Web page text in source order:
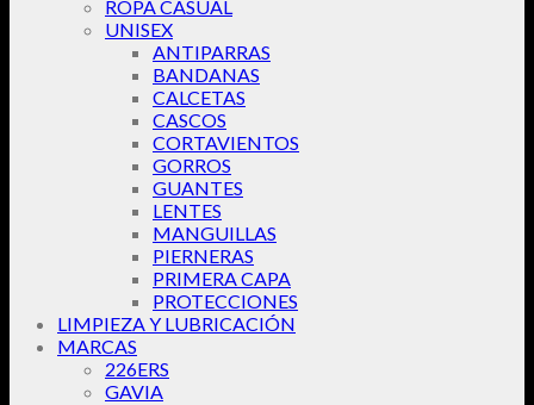
ROPA CASUAL
UNISEX
ANTIPARRAS
BANDANAS
CALCETAS
CASCOS
CORTAVIENTOS
GORROS
GUANTES
LENTES
MANGUILLAS
PIERNERAS
PRIMERA CAPA
PROTECCIONES
LIMPIEZA Y LUBRICACIÓN
MARCAS
226ERS
GAVIA